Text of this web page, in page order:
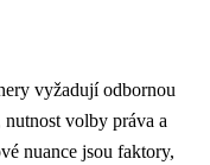
vyžadují odbornou
volby práva a
nuance jsou faktory,